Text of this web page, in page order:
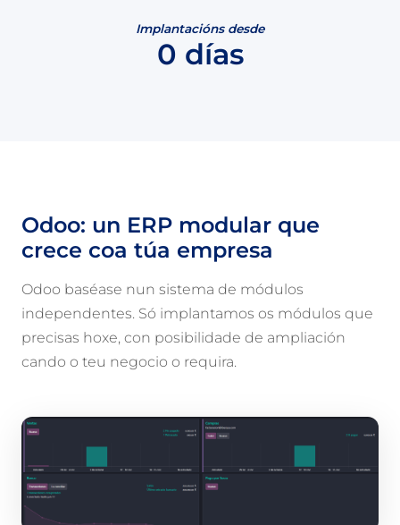
Implantacións desde
0 días
Odoo: un ERP modular que
crece coa túa empresa
Odoo baséase nun sistema de módulos
independentes. Só implantamos os módulos que
precisas hoxe, con posibilidade de ampliación
cando o teu negocio o requira.